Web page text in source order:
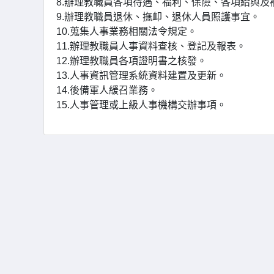
8.辦理教職員各項待遇、福利、保險、各項給與及
9.辦理教職員退休、撫卹、退休人員照護事宜。
10.蒐集人事業務相關法令規定。
11.辦理教職員人事資料查核、登記及報表。
12.辦理教職員各項證明書之核發。
13.人事資訊管理系統資料建置及更新。
14.後備軍人緩召業務。
15.人事管理或上級人事機構交辦事項。